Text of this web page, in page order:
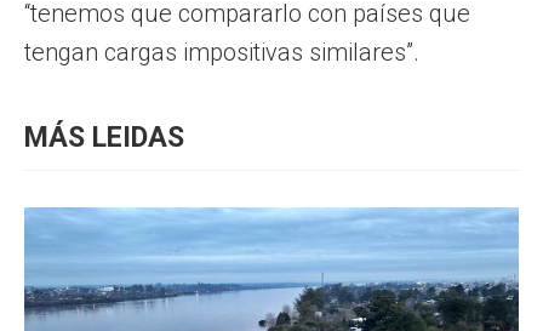
“tenemos que compararlo con países que
tengan cargas impositivas similares”.
MÁS LEIDAS